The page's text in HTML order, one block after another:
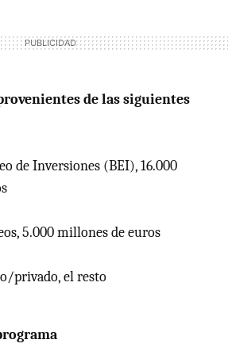
de las siguientes
de Inversiones (BEI), 16.000
5.000 millones de euros
privado, el resto